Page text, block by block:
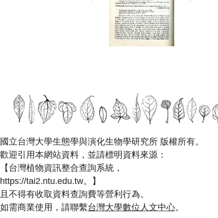
國立台灣大學生態學與演化生物學研究所 版權所有。
歡迎引用本網站資料，並請標明資料來源：
【台灣植物資訊整合查詢系統，
https://tai2.ntu.edu.tw。】
且不得有收取資料查詢費等營利行為。
如需商業使用，請聯繫台灣大學數位人文中心。